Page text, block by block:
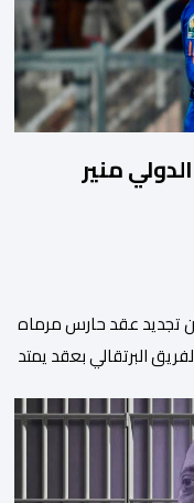
منير
تجديد عقد حارس مرماه
البرتقالي بعقد يمتد
“الرحلة مستمرة”، في
والتعزيز من